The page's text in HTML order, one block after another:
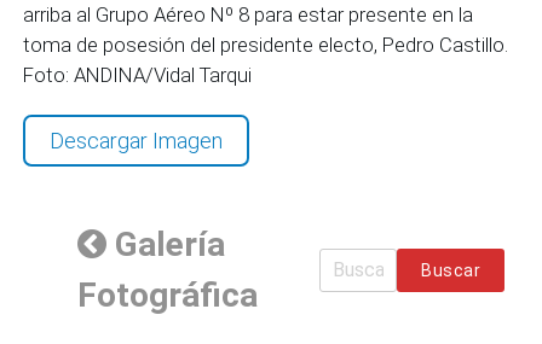
arriba al Grupo Aéreo Nº 8 para estar presente en la
toma de posesión del presidente electo, Pedro Castillo.
Foto: ANDINA/Vidal Tarqui
Descargar Imagen
Galería
Fotográfica
Buscar